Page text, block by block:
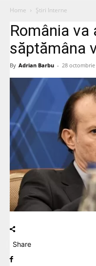
Home Știri Interne
România va
săptămâna
By Adrian Barbu - 28 octombrie
Share